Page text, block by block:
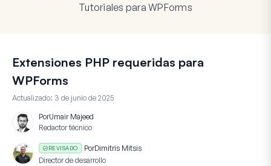
Tutoriales para WPForms
Extensiones PHP requeridas para
WPForms
Actualizado: 3 de junio de 2025
PorUmair Majeed
Redactor técnico
REVISADO PorDimitris Mitsis
Director de desarrollo